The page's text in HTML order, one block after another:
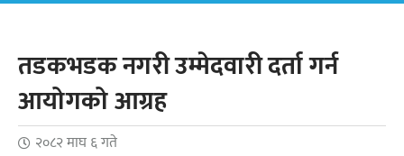
तडकभडक नगरी उम्मेदवारी दर्ता गर्न
आयोगको आग्रह
२०८२ माघ ६ गते